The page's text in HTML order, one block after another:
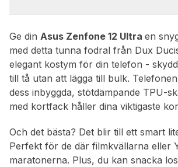
Ge din Asus Zenfone 12 Ultra en
med detta tunna fodral från Dux
elegant kostym för din telefon -
till tå utan att lägga till bulk.
dess inbyggda, stötdämpande TPU-
med kortfack håller dina viktigaste
Och det bästa? Det blir till ett smart
Perfekt för de där filmkvällarna eller
maratonerna. Plus, du kan snacka